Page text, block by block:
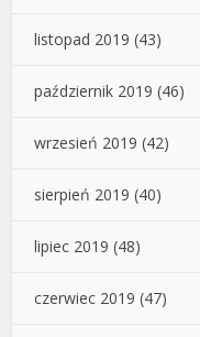
listopad 2019 (43)
październik 2019 (46)
wrzesień 2019 (42)
sierpień 2019 (40)
lipiec 2019 (48)
czerwiec 2019 (47)